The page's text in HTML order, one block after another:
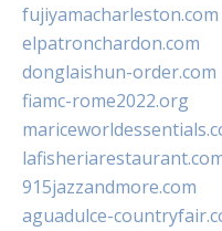
fujiyamacharleston.com
elpatronchardon.com
donglaishun-order.com
fiamc-rome2022.org
915jazzandmore.com
aguadulce-